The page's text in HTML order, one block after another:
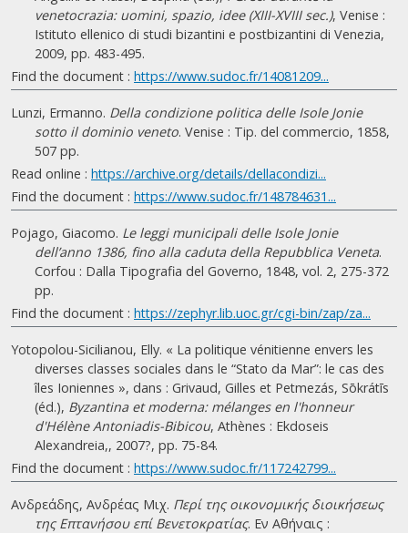
venetocrazia: uomini, spazio, idee (XIII-XVIII sec.), Venise :
Istituto ellenico di studi bizantini e postbizantini di Venezia,
2009, pp. 483-495.
Find the document : https://www.sudoc.fr/14081209...
Lunzi, Ermanno. Della condizione politica delle Isole Jonie
sotto il dominio veneto. Venise : Tip. del commercio, 1858,
507 pp.
Read online : https://archive.org/details/dellacondizi...
Find the document : https://www.sudoc.fr/148784631...
Pojago, Giacomo. Le leggi municipali delle Isole Jonie
dell’anno 1386, fino alla caduta della Repubblica Veneta.
Corfou : Dalla Tipografia del Governo, 1848, vol. 2, 275-372
pp.
Find the document : https://zephyr.lib.uoc.gr/cgi-bin/zap/za...
Yotopolou-Sicilianou, Elly. « La politique vénitienne envers les
diverses classes sociales dans le “Stato da Mar”: le cas des
îles Ioniennes », dans : Grivaud, Gilles et Petmezás, Sōkrátīs
(éd.), Byzantina et moderna: mélanges en l'honneur
d'Hélène Antoniadis-Bibicou, Athènes : Ekdoseis
Alexandreia,, 2007?, pp. 75-84.
Find the document : https://www.sudoc.fr/117242799...
Ανδρεάδης, Ανδρέας Μιχ. Περί της οικονομικής διοικήσεως
της Επτανήσου επί Βενετοκρατίας. Eν Αθήναις :